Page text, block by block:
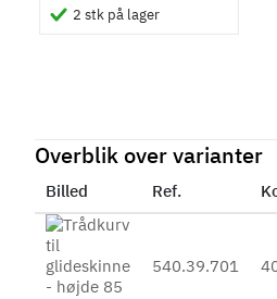
2 stk på lager
Overblik over varianter
Billed Ref.
540.39.701